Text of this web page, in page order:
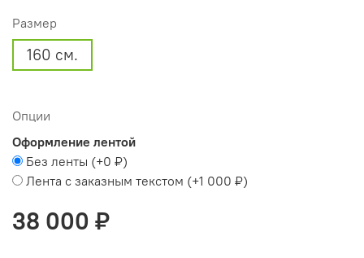
Размер
160 см.
Опции
Оформление лентой
Без ленты (+0 ₽)
Лента с заказным текстом (+1 000 ₽)
38 000 ₽